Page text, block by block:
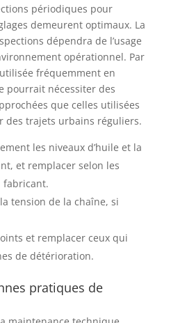
périodiques pour
demeurent optimaux. La
dépendra de l’usage
opérationnel. Par
fréquemment en
pourrait nécessiter des
que celles utilisées
des trajets urbains réguliers.
les niveaux d’huile et la
et remplacer selon les
fabricant.
tension de la chaîne, si
et remplacer ceux qui
de détérioration.
pratiques de